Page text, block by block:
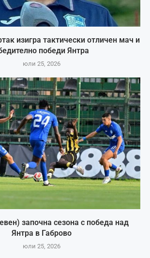
изигра тактически отличен мач и
победи Янтра
юли 25, 2026
започна сезона с победа над
Янтра в Габрово
юли 25, 2026